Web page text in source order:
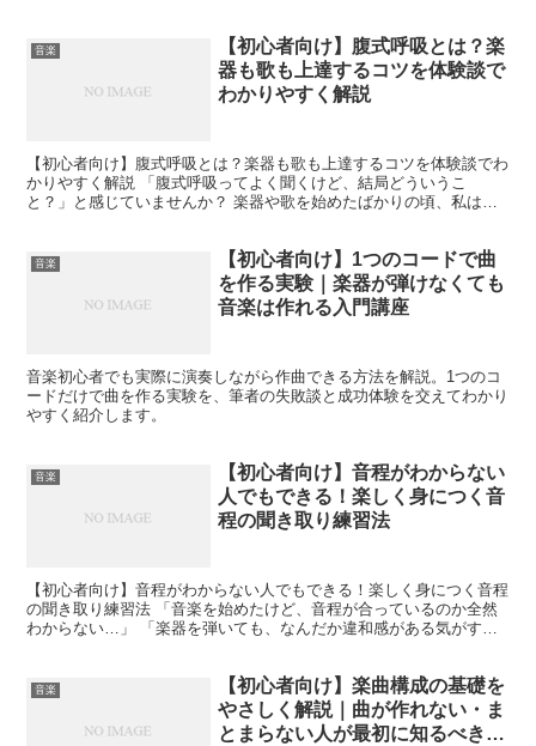
音楽
【初心者向け】腹式呼吸とは？楽
器も歌も上達するコツを体験談で
わかりやすく解説
【初心者向け】腹式呼吸とは？楽器も歌も上達するコツを体験談でわ
かりやすく解説 「腹式呼吸ってよく聞くけど、結局どういうこ
と？」と感じていませんか？ 楽器や歌を始めたばかりの頃、私は先
音楽
【初心者向け】1つのコードで曲
を作る実験｜楽器が弾けなくても
音楽は作れる入門講座
音楽初心者でも実際に演奏しながら作曲できる方法を解説。1つのコ
ードだけで曲を作る実験を、筆者の失敗談と成功体験を交えてわかり
やすく紹介します。
音楽
【初心者向け】音程がわからない
人でもできる！楽しく身につく音
程の聞き取り練習法
【初心者向け】音程がわからない人でもできる！楽しく身につく音程
の聞き取り練習法 「音楽を始めたけど、音程が合っているのか全然
わからない…」 「楽器を弾いても、なんだか違和感がある気がす
音楽
【初心者向け】楽曲構成の基礎を
やさしく解説｜曲が作れない・ま
とまらない人が最初に知るべき考